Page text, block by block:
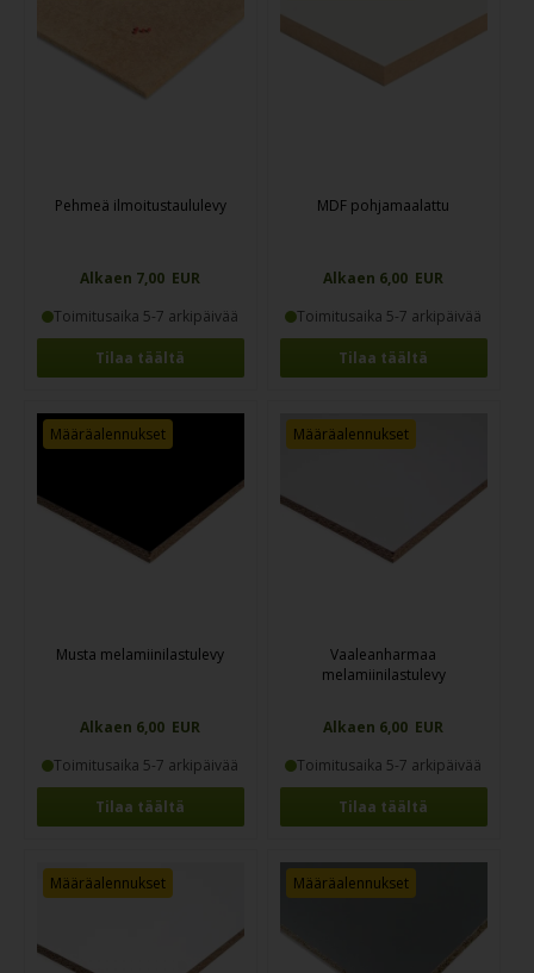
Pehmeä ilmoitustaululevy
Alkaen 7,00 EUR
Toimitusaika 5-7 arkipäivää
Tilaa täältä
MDF pohjamaalattu
Alkaen 6,00 EUR
Toimitusaika 5-7 arkipäivää
Tilaa täältä
Määräalennukset
Musta melamiinilastulevy
Alkaen 6,00 EUR
Toimitusaika 5-7 arkipäivää
Tilaa täältä
Määräalennukset
Vaaleanharmaa
melamiinilastulevy
Alkaen 6,00 EUR
Toimitusaika 5-7 arkipäivää
Tilaa täältä
Määräalennukset Määräalennukset